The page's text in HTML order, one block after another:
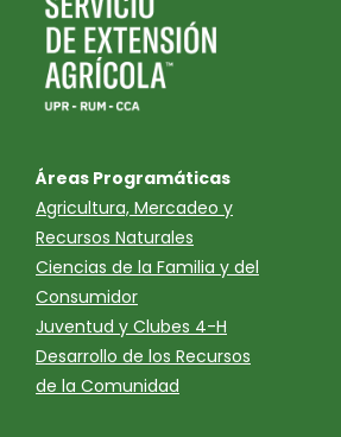
Áreas Programáticas
Agricultura, Mercadeo y
Recursos Naturales
Ciencias de la Familia y del
Consumidor
Juventud y Clubes 4-H
Desarrollo de los Recursos
de la Comunidad